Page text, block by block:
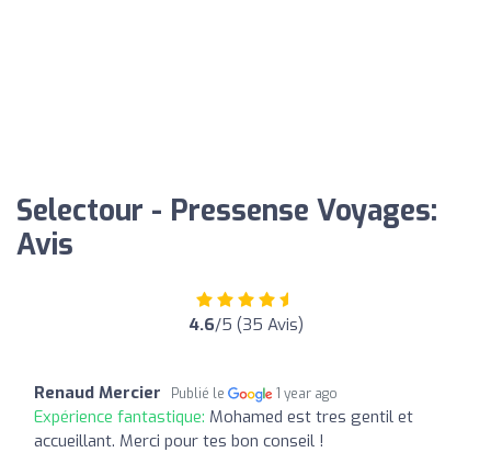
Selectour - Pressense Voyages:
Avis
4.6/5 (35 Avis)
Renaud Mercier Publié le 1 year ago
Expérience fantastique: Mohamed est tres gentil et
accueillant. Merci pour tes bon conseil !